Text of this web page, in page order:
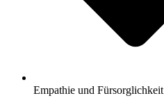
Empathie und Fürsorglichkeit